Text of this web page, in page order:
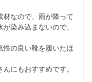
材なので、雨が降って
染み込まないので、
性の良い靴を履いたほ
にもおすすめです。